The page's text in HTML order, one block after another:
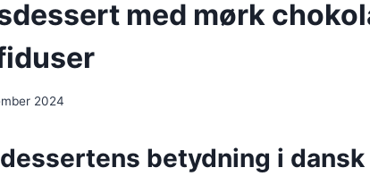
med mørk
2024
betydning i